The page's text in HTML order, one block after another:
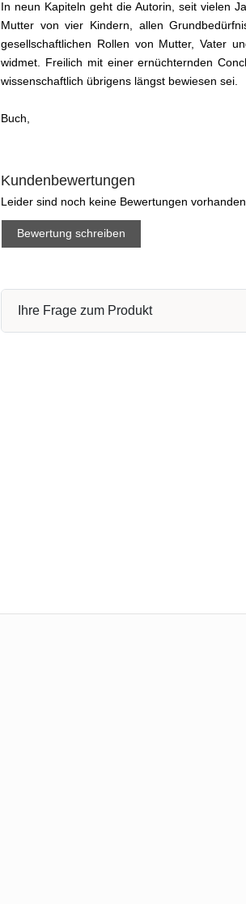
In neun Kapiteln geht die Autorin, seit vielen
Mutter von vier Kindern, allen
gesellschaftlichen Rollen von Mutter, Vater
widmet. Freilich mit einer ernüchternden
wissenschaftlich übrigens längst bewiesen sei.
Buch,
Kundenbewertungen
Leider sind noch keine Bewertungen
Bewertung schreiben
Ihre Frage zum Produkt